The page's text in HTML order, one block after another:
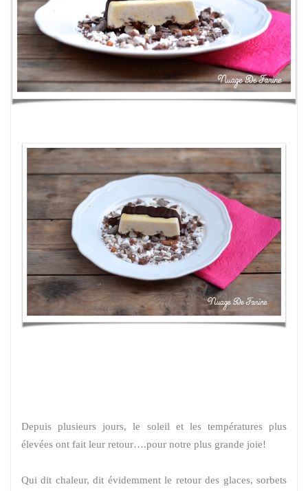
Depuis plusieurs jours, le soleil et les températures plus
élevées ont fait leur retour….pour notre plus grande joie!
Qui dit chaleur, dit évidemment le retour des glaces, sorbets